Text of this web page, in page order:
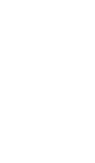
распределить